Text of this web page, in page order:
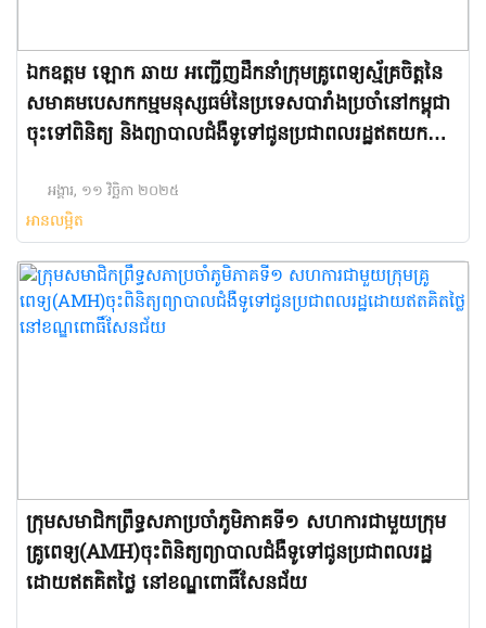
ឯកឧត្តម ឡោក ឆាយ អញ្ជើញដឹកនាំក្រុមគ្រូពេទ្យស្ម័គ្រចិត្តនៃ
សមាគមបេសកកម្មមនុស្សធម៌នៃប្រទេសបារាំងប្រចាំនៅកម្ពុជា
ចុះទៅពិនិត្យ និងព្យាបាលជំងឺទូទៅជូនប្រជាពលរដ្ឋឥតយក
អង្គារ, ១១ វិច្ឆិកា ២០២៥
អានលម្អិត
ក្រុមសមាជិកព្រឹទ្ធសភាប្រចាំភូមិភាគទី១ សហការជាមួយក្រុម
គ្រូពេទ្យ(AMH)ចុះពិនិត្យព្យាបាលជំងឺទូទៅជូនប្រជាពលរដ្ឋ
ដោយឥតគិតថ្លៃ នៅខណ្ឌពោធិ៍សែនជ័យ